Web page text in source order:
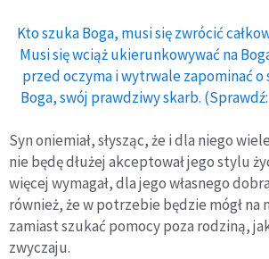
Kto szuka Boga, musi się zwrócić
Musi się wciąż ukierunkowywać na
przed oczyma i wytrwale zapominać o
Boga, swój prawdziwy skarb. (Sprawdź:
Syn oniemiał, słysząc, że i dla niego
nie będę dłużej akceptował jego stylu
więcej wymagał, dla jego własnego
również, że w potrzebie będzie mógł na
zamiast szukać pomocy poza ro­dziną,
zwyczaju.